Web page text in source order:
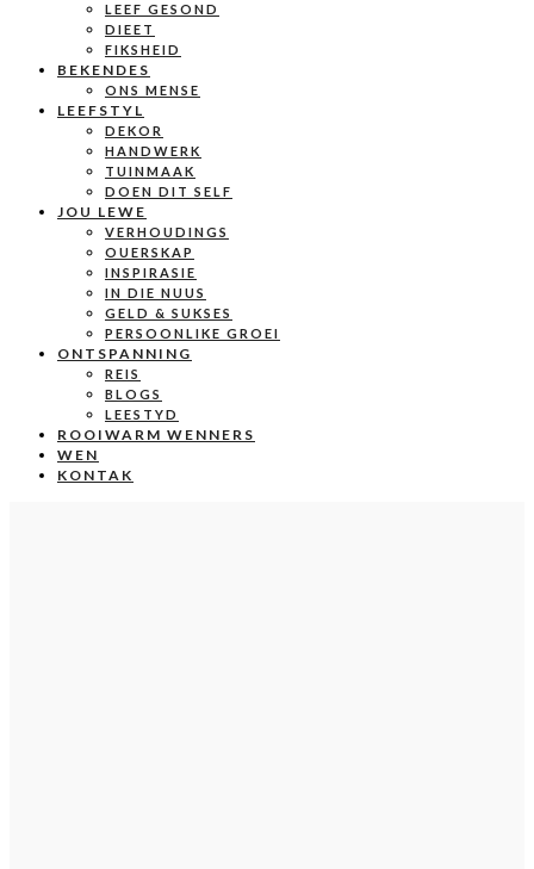
LEEF GESOND
DIEET
FIKSHEID
BEKENDES
ONS MENSE
LEEFSTYL
DEKOR
HANDWERK
TUINMAAK
DOEN DIT SELF
JOU LEWE
VERHOUDINGS
OUERSKAP
INSPIRASIE
IN DIE NUUS
GELD & SUKSES
PERSOONLIKE GROEI
ONTSPANNING
REIS
BLOGS
LEESTYD
ROOIWARM WENNERS
WEN
KONTAK